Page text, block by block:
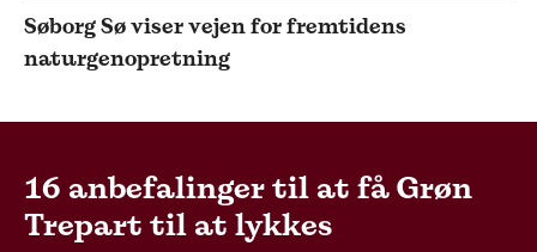
Søborg Sø viser vejen for fremtidens
naturgenopretning
16 anbefalinger til at få Grøn
Trepart til at lykkes